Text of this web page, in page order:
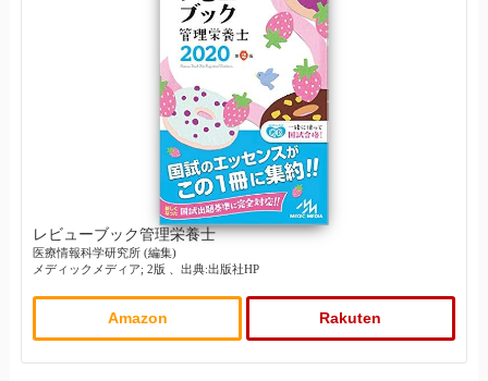
レビューブック管理栄養士
医療情報科学研究所 (編集)
メディックメディア; 2版 、出典:出版社HP
Amazon Rakuten